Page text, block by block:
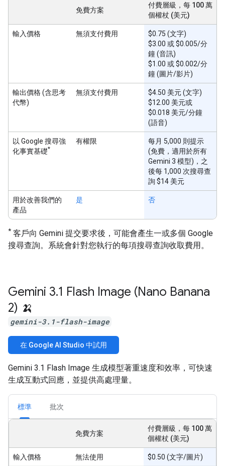
免費方案
付費層級，每 100 萬
個權杖 (美元)
輸入價格 無須支付費用
$0.75 (文字)
$3.00 或 $0.005/分
鐘 (音訊)
$1.00 或 $0.002/分
鐘 (圖片/影片)
輸出價格 (含思考
代幣)
無須支付費用
$4.50 美元 (文字)
$12.00 美元或
$0.018 美元/分鐘
(語音)
以 Google 搜尋強
化事實基礎*
有權限
每月 5,000 則提示
(免費，適用於所有
Gemini 3 模型)，之
後每 1,000 次搜尋查
詢 $14 美元
用於改善我們的
產品
是 否
* 客戶向 Gemini 提交要求後，可能會產生一或多個 Google
搜尋查詢。系統會針對您執行的每項搜尋查詢收取費用。
Gemini 3.1 Flash Image (Nano Banana
2) 🍌
gemini-3.1-flash-image
在 Google AI Studio 中試用
Gemini 3.1 Flash Image 生成模型著重速度和效率，可快速
生成互動式回應，並提供高處理量。
標準 批次
免費方案
付費層級，每 100 萬
個權杖 (美元)
輸入價格 無法使用 $0.50 (文字/圖片)